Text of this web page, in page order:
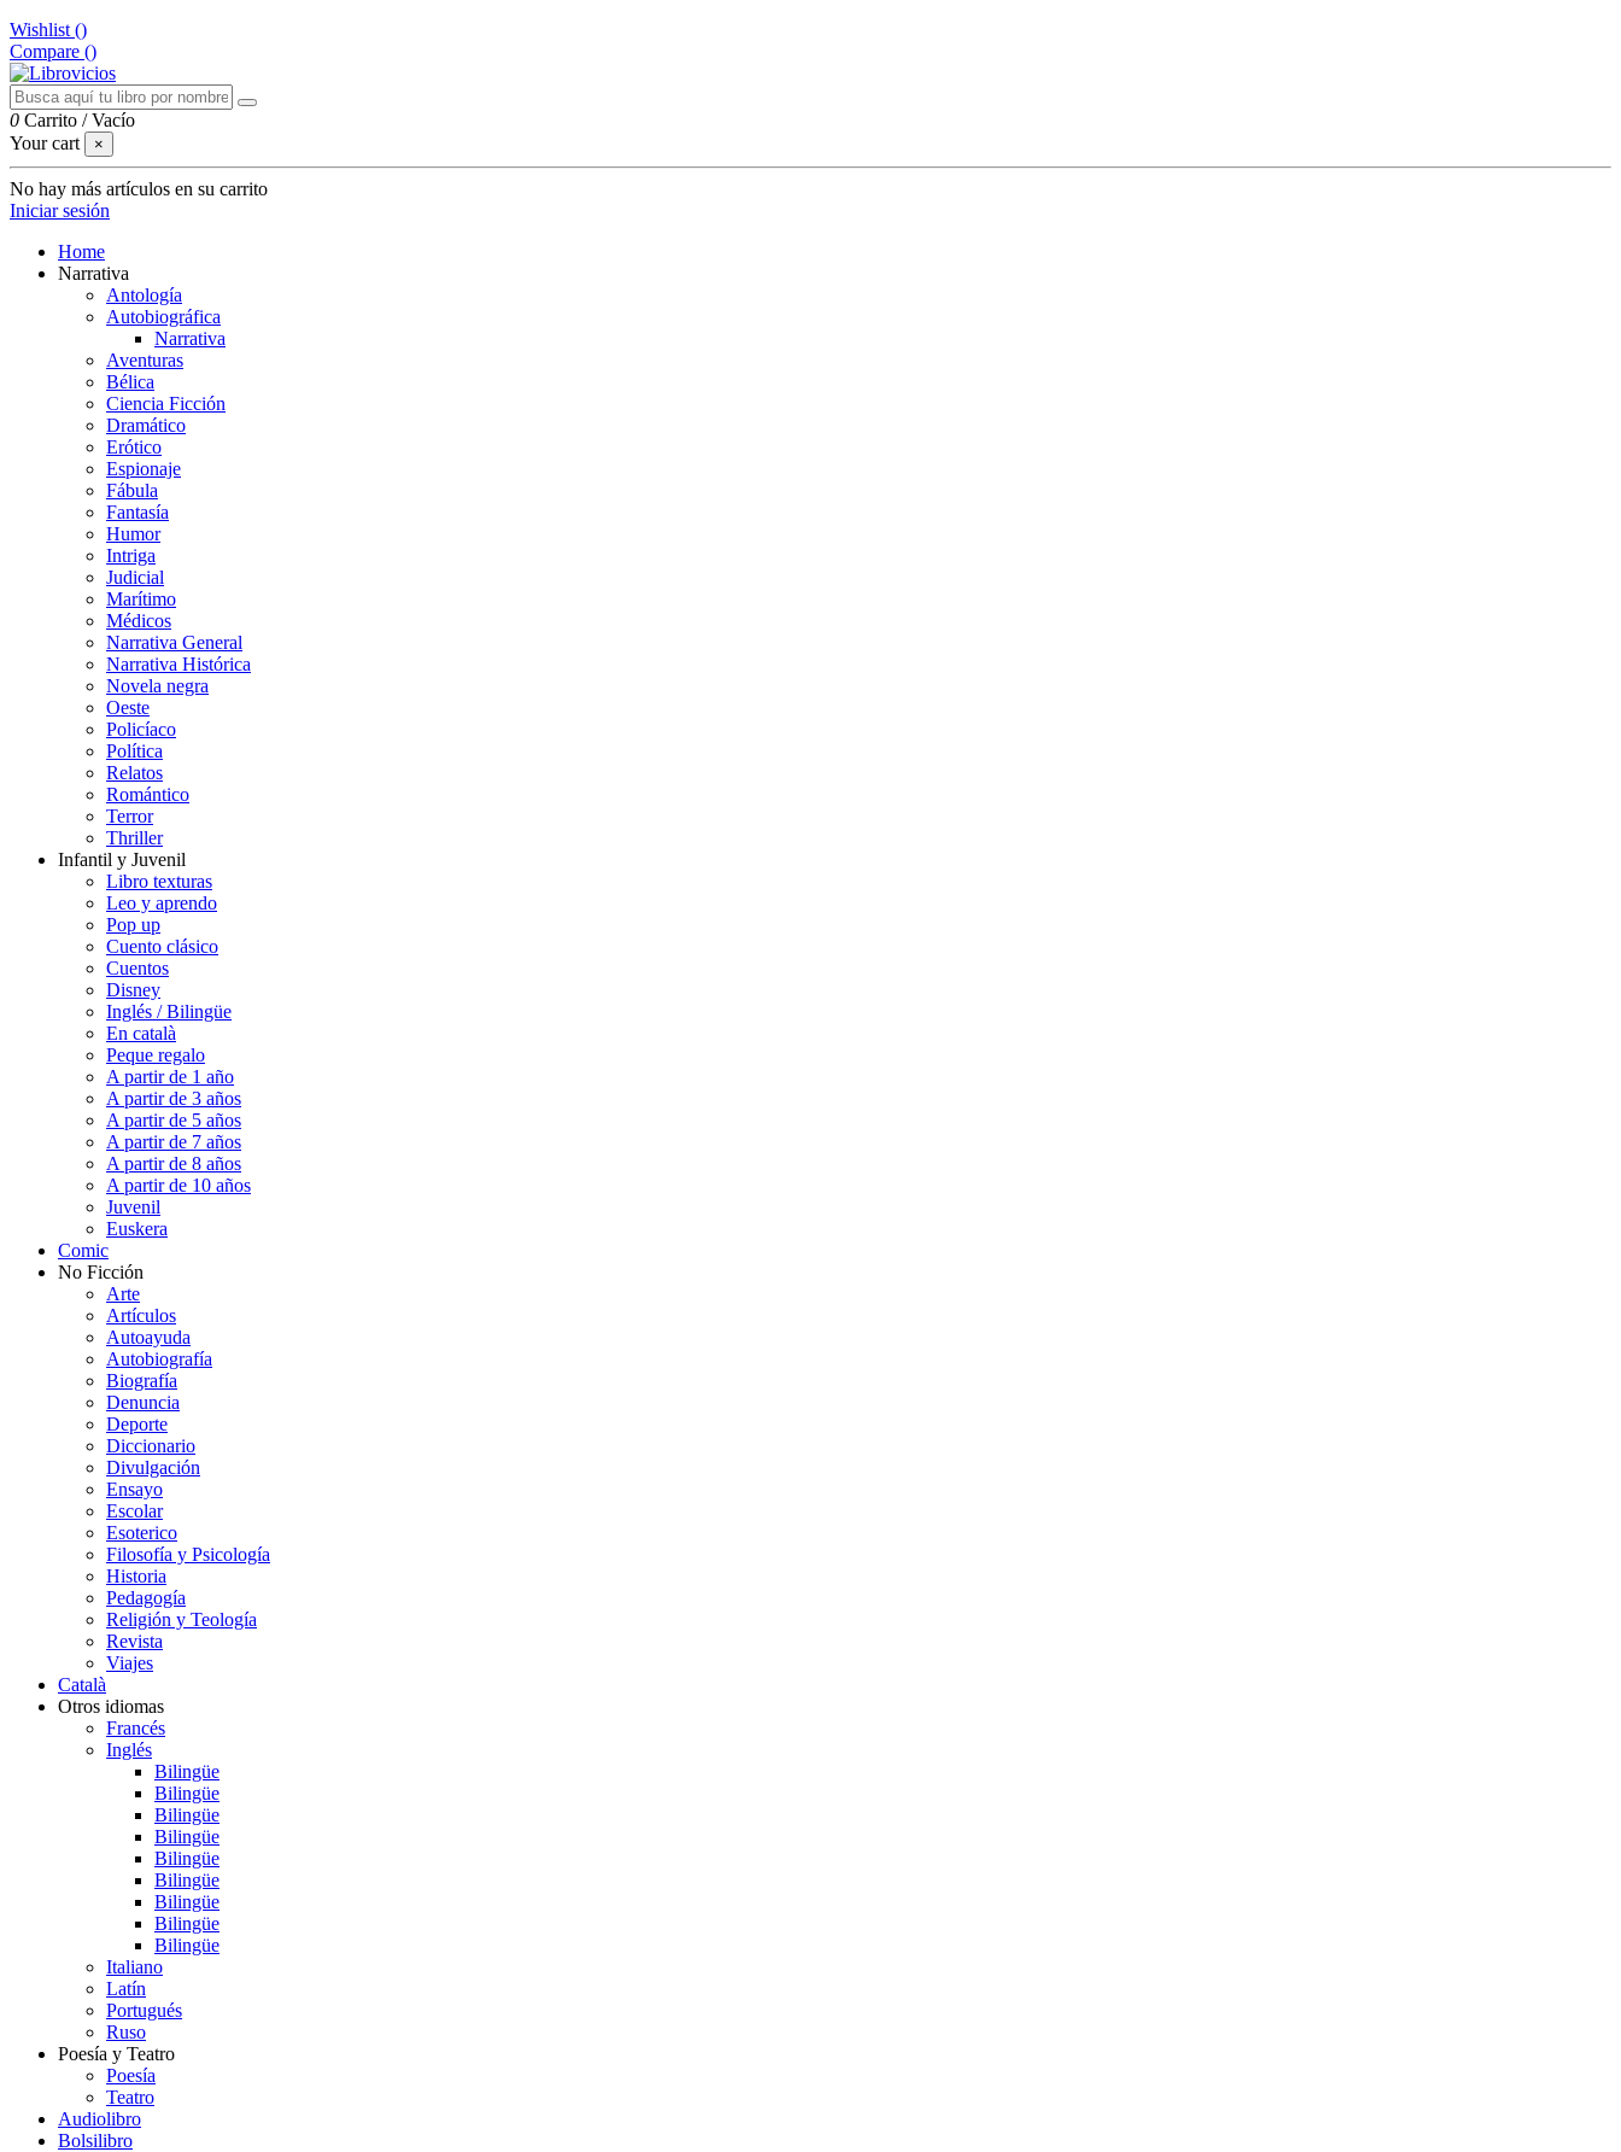
Wishlist ()
Compare ()
0 Carrito /Vacío
Your cart
×
No hay más artículos en su carrito
Iniciar sesión
Home
Narrativa
Antología
Autobiográfica
Narrativa
Aventuras
Bélica
Ciencia Ficción
Dramático
Erótico
Espionaje
Fábula
Fantasía
Humor
Intriga
Judicial
Marítimo
Médicos
Narrativa General
Narrativa Histórica
Novela negra
Oeste
Policíaco
Política
Relatos
Romántico
Terror
Thriller
Infantil y Juvenil
Libro texturas
Leo y aprendo
Pop up
Cuento clásico
Cuentos
Disney
Inglés / Bilingüe
En català
Peque regalo
A partir de 1 año
A partir de 3 años
A partir de 5 años
A partir de 7 años
A partir de 8 años
A partir de 10 años
Juvenil
Euskera
Comic
No Ficción
Arte
Artículos
Autoayuda
Autobiografía
Biografía
Denuncia
Deporte
Diccionario
Divulgación
Ensayo
Escolar
Esoterico
Filosofía y Psicología
Historia
Pedagogía
Religión y Teología
Revista
Viajes
Català
Otros idiomas
Francés
Inglés
Bilingüe
Bilingüe
Bilingüe
Bilingüe
Bilingüe
Bilingüe
Bilingüe
Bilingüe
Bilingüe
Italiano
Latín
Portugués
Ruso
Poesía y Teatro
Poesía
Teatro
Audiolibro
Bolsilibro